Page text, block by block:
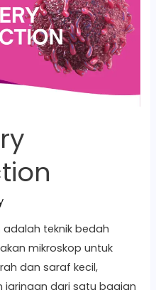
adalah teknik bedah
mikroskop untuk
dan saraf kecil,
jaringan dari satu bagian